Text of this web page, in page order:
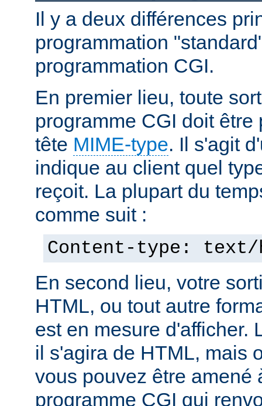
Il y a deux différences
programmation
programmation CGI.
En premier lieu, toute
programme CGI doit être
tête MIME-type. Il s'agit
indique au client quel
reçoit. La plupart du
comme suit :
Content-type: text/
En second lieu, votre
HTML, ou tout autre
est en mesure d'afficher.
il s'agira de HTML, mais
vous pouvez être amené
programme CGI qui